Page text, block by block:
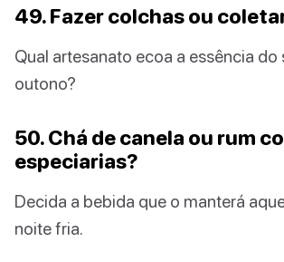
49. Fazer colchas ou
Qual artesanato ecoa a essência do
outono?
50. Chá de canela ou rum
especiarias?
Decida a bebida que o manterá
noite fria.